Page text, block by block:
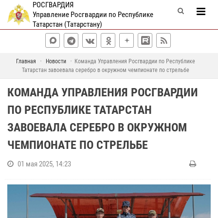
РОСГВАРДИЯ
Управление Росгвардии по Республике
Татарстан (Татарстану)
Главная Новости
Команда Управления Росгвардии по Республике
Татарстан завоевала серебро в окружном чемпионате по стрельбе
КОМАНДА УПРАВЛЕНИЯ РОСГВАРДИИ
ПО РЕСПУБЛИКЕ ТАТАРСТАН
ЗАВОЕВАЛА СЕРЕБРО В ОКРУЖНОМ
ЧЕМПИОНАТЕ ПО СТРЕЛЬБЕ
01 мая 2025, 14:23